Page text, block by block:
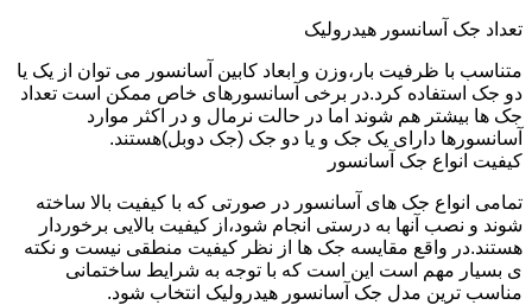
تعداد جک آسانسور هیدرولیک
متناسب با ظرفیت بار،وزن و ابعاد کابین آسانسور می توان از یک یا
دو جک استفاده کرد.در برخی آسانسورهای خاص ممکن است تعداد
جک ها بیشتر هم شوند اما در حالت نرمال و در اکثر موارد
آسانسورها دارای یک جک و یا دو جک (جک دوبل)هستند.
کیفیت انواع جک آسانسور
تمامی انواع جک های آسانسور در صورتی که با کیفیت بالا ساخته
شوند و نصب آنها به درستی انجام شود،از کیفیت بالایی برخوردار
هستند.در واقع مقایسه جک ها از نظر کیفیت منطقی نیست و نکته
ی بسیار مهم است این است که با توجه به شرایط ساختمانی
مناسب ترین مدل جک آسانسور هیدرولیک انتخاب شود.